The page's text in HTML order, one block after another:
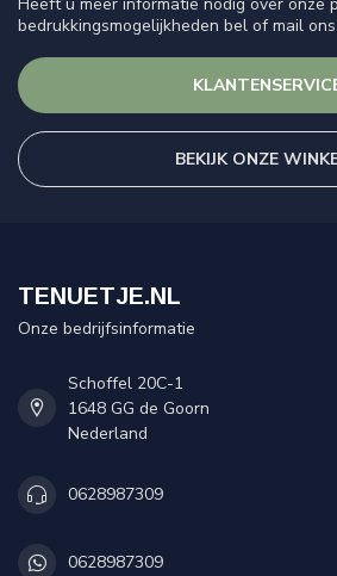
bedrukkingsmogelijkheden bel of mail ons.
BEKIJK ONZE
TENUETJE.NL
Onze bedrijfsinformatie
Schoffel 20C-1
1648 GG de Goorn
Nederland
0628987309
0628987309